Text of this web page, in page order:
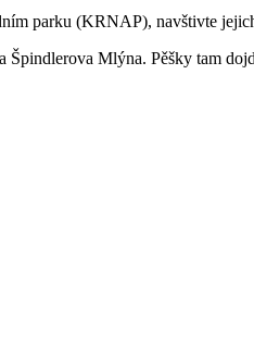
parku (KRNAP), navštivte
Mlýna. Pěšky tam